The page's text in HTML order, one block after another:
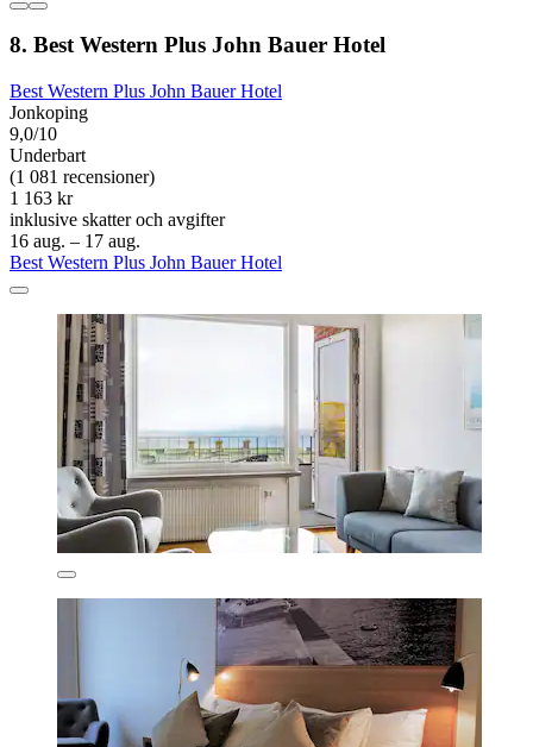
8. Best Western Plus John Bauer Hotel
Best Western Plus John Bauer Hotel
Jonkoping
9,0/10
Underbart
(1 081 recensioner)
1 163 kr
inklusive skatter och avgifter
16 aug. – 17 aug.
Best Western Plus John Bauer Hotel